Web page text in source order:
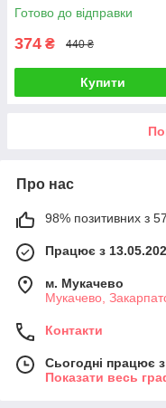
Готово до відправки
374 ₴ 440 ₴
Купити
Про нас
98% позитивних з
Працює з
м. Мукачево
Мукачево,
Контакти
Сьогодні працює
Показати весь